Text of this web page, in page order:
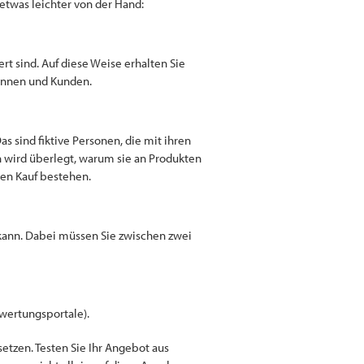
leichter von der Hand:
sind. Auf diese Weise erhalten Sie
und Kunden.
sind fiktive Personen, die mit ihren
überlegt, warum sie an Produkten
Kauf bestehen.
Dabei müssen Sie zwischen zwei
Testen Sie Ihr Angebot aus